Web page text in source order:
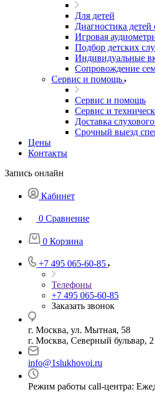
Для детей
Диагностика
Игровая
Подбор детских
Индивидуальные
Сопровождение
Сервис и помощь
Сервис и помощь
Сервис и
Доставка
Срочный выезд
Цены
Контакты
Запись онлайн
Кабинет
0 Сравнение
0 Корзина
+7 495 065-60-85
Телефоны
+7 495 065-60-85
Заказать звонок
г. Москва, ул. Мытная, 58
г. Москва, Северный бульвар, 2
info@1slukhovoi.ru
Режим работы call-центра: